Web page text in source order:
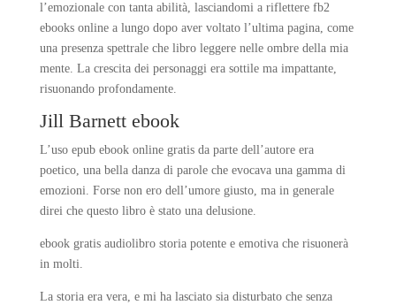
l’emozionale con tanta abilità, lasciandomi a riflettere fb2
ebooks online a lungo dopo aver voltato l’ultima pagina, come
una presenza spettrale che libro leggere nelle ombre della mia
mente. La crescita dei personaggi era sottile ma impattante,
risuonando profondamente.
Jill Barnett ebook
L’uso epub ebook online gratis da parte dell’autore era
poetico, una bella danza di parole che evocava una gamma di
emozioni. Forse non ero dell’umore giusto, ma in generale
direi che questo libro è stato una delusione.
ebook gratis audiolibro storia potente e emotiva che risuonerà
in molti.
La storia era vera, e mi ha lasciato sia disturbato che senza